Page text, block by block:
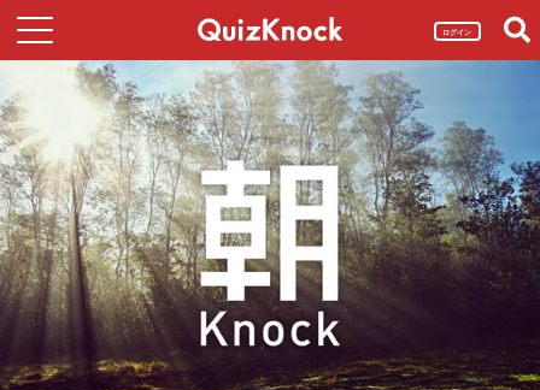
ログイン